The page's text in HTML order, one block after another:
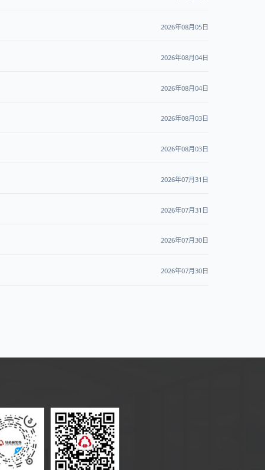
2026年08月05日
2026年08月04日
2026年08月04日
2026年08月03日
2026年08月03日
2026年07月31日
2026年07月31日
2026年07月30日
2026年07月30日